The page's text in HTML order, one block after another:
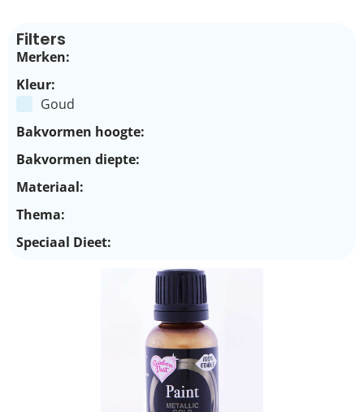
Filters
Merken:
Kleur:
Goud
Bakvormen hoogte:
Bakvormen diepte:
Materiaal:
Thema:
Speciaal Dieet: